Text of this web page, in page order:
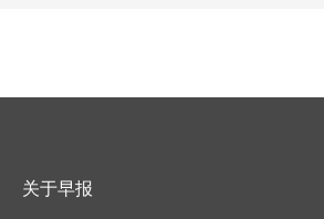
关于早报